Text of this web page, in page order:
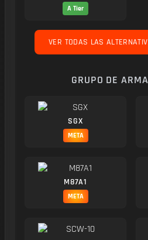
A Tier
VER TODAS LAS
GRUPO DE
SGX
META
M87A1
META